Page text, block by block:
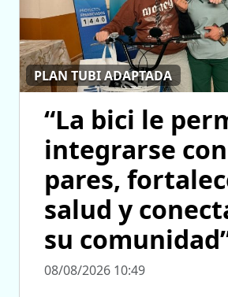
PLAN TUBI ADAPTADA
“La bici le
integrarse
pares,
salud y
su
08/08/2026 10:49